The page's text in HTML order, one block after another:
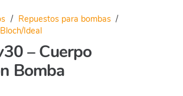
/ Repuestos para bombas /
Ideal
– Cuerpo
Bomba